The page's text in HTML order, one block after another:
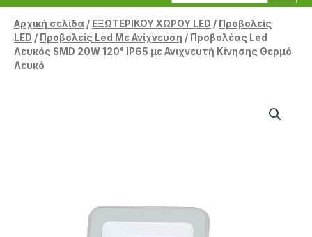
Αρχική σελίδα/ ΕΞΩΤΕΡΙΚΟΥ ΧΩΡΟΥ LED / Προβολείς
LED / Προβολείς Led Με Ανίχνευση / Προβολέας Led
Λευκός SMD 20W 120° IP65 με Ανιχνευτή Κίνησης Θερμό
Λευκό